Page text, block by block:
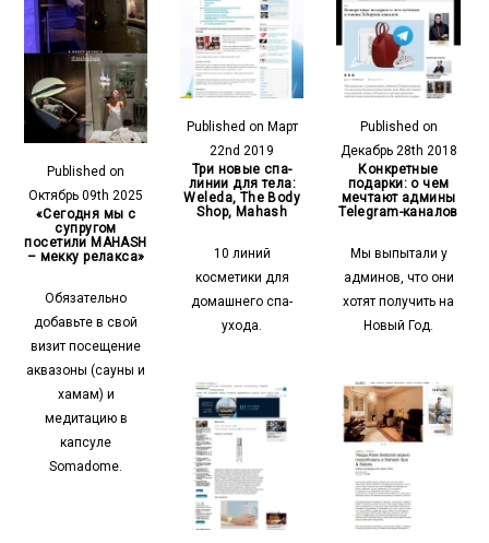
Published on
Октябрь 09th 2025
«Сегодня мы с
супругом
посетили MAHASH
– мекку релакса»
Обязательно
добавьте в свой
визит посещение
аквазоны (сауны и
хамам) и
медитацию в
капсуле
Somadome.
Published on Март
22nd 2019
Три новые спа-
линии для тела:
Weleda, The Body
Shop, Mahash
10 линий
косметики для
домашнего спа-
ухода.
Published on
Декабрь 28th 2018
Конкретные
подарки: о чем
мечтают админы
Telegram-каналов
Мы выпытали у
админов, что они
хотят получить на
Новый Год.